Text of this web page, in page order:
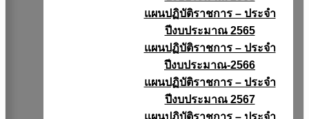
แผนปฏิบัติราชการ – ประจำ
ปีงบประมาณ 2565
แผนปฏิบัติราชการ – ประจำ
ปีงบประมาณ-2566
แผนปฏิบัติราชการ – ประจำ
ปีงบประมาณ 2567
แผนปฏิบัติราชการ – ประจำ